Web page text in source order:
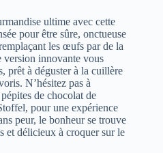
ultime avec cette
pour être sûre, onctueuse
les œufs par de la
version innovante vous
prêt à déguster à la cuillère
N’hésitez pas à
de chocolat de
pour une expérience
peur, le bonheur se trouve
et délicieux à croquer sur le